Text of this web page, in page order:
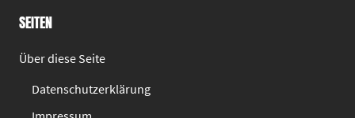
SEITEN
Über diese Seite
Datenschutzerklärung